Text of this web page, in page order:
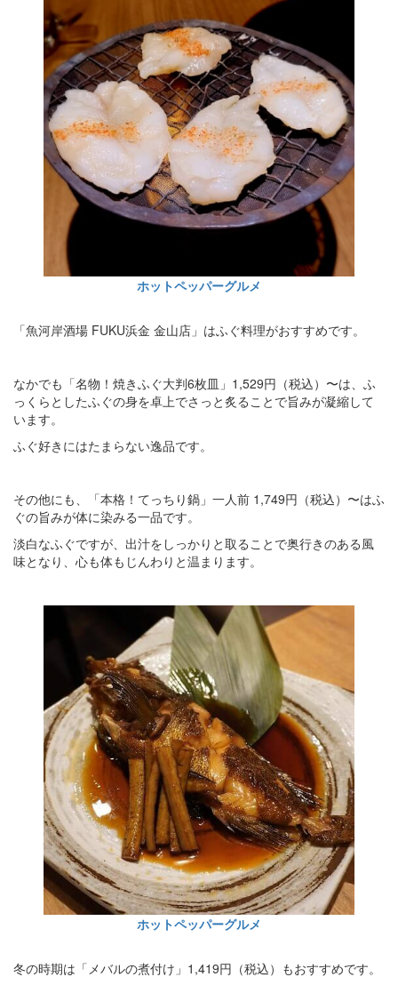
ホットペッパーグルメ
「魚河岸酒場 FUKU浜金 金山店」はふぐ料理がおすすめです。
なかでも「名物！焼きふぐ大判6枚皿」1,529円（税込）〜は、ふ
っくらとしたふぐの身を卓上でさっと炙ることで旨みが凝縮して
います。
ふぐ好きにはたまらない逸品です。
その他にも、「本格！てっちり鍋」一人前 1,749円（税込）〜はふ
ぐの旨みが体に染みる一品です。
淡白なふぐですが、出汁をしっかりと取ることで奥行きのある風
味となり、心も体もじんわりと温まります。
ホットペッパーグルメ
冬の時期は「メバルの煮付け」1,419円（税込）もおすすめです。